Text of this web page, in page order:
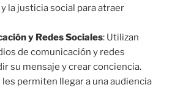
la justicia social para atraer
y Redes Sociales: Utilizan
de comunicación y redes
su mensaje y crear conciencia.
permiten llegar a una audiencia